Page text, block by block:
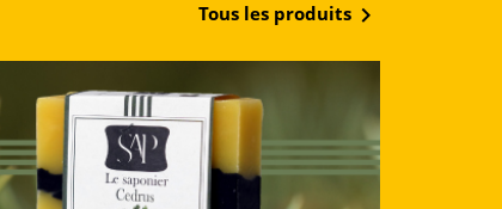
Tous les produits 